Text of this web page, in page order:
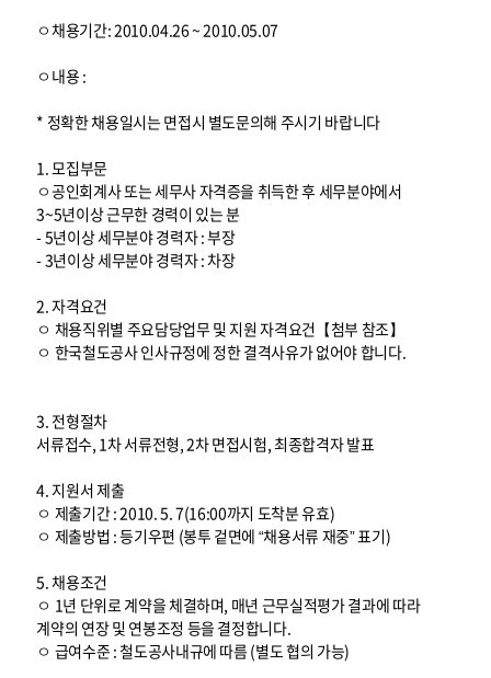
ㅇ채용기간: 2010.04.26 ~ 2010.05.07
ㅇ내용 :
* 정확한 채용일시는 면접시 별도문의해 주시기 바랍니다
1. 모집부문
ㅇ공인회계사 또는 세무사 자격증을 취득한 후 세무분야에서
3~5년이상 근무한 경력이 있는 분
- 5년이상 세무분야 경력자 : 부장
- 3년이상 세무분야 경력자 : 차장
2. 자격요건
ㅇ 채용직위별 주요담당업무 및 지원 자격요건【첨부 참조】
ㅇ 한국철도공사 인사규정에 정한 결격사유가 없어야 합니다.
3. 전형절차
서류접수, 1차 서류전형, 2차 면접시험, 최종합격자 발표
4. 지원서 제출
ㅇ 제출기간 : 2010. 5. 7(16:00까지 도착분 유효)
ㅇ 제출방법 : 등기우편 (봉투 겉면에 “채용서류 재중” 표기)
5. 채용조건
ㅇ 1년 단위로 계약을 체결하며, 매년 근무실적평가 결과에 따라
계약의 연장 및 연봉조정 등을 결정합니다.
ㅇ 급여수준 : 철도공사내규에 따름 (별도 협의 가능)